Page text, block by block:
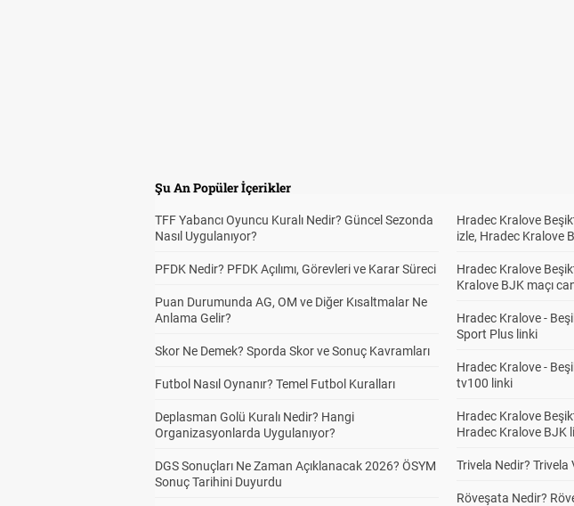
Şu An Popüler İçerikler
TFF Yabancı Oyuncu Kuralı Nedir? Güncel Sezonda
Nasıl Uygulanıyor?
PFDK Nedir? PFDK Açılımı, Görevleri ve Karar Süreci
Puan Durumunda AG, OM ve Diğer Kısaltmalar Ne
Anlama Gelir?
Skor Ne Demek? Sporda Skor ve Sonuç Kavramları
Futbol Nasıl Oynanır? Temel Futbol Kuralları
Deplasman Golü Kuralı Nedir? Hangi
Organizasyonlarda Uygulanıyor?
DGS Sonuçları Ne Zaman Açıklanacak 2026? ÖSYM
Sonuç Tarihini Duyurdu
Hradec Kralove
izle, Hradec Kralove
Hradec Kralove
Kralove BJK maçı
Hradec Kralove -
Sport Plus linki
Hradec Kralove -
tv100 linki
Hradec Kralove
Hradec Kralove BJK
Trivela Nedir? Trivela
Röveşata Nedir?